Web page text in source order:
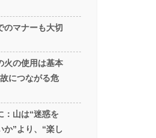
のマナーも大切
火の使用は基本
につながる危
：山は“迷惑を
か”より、“楽し